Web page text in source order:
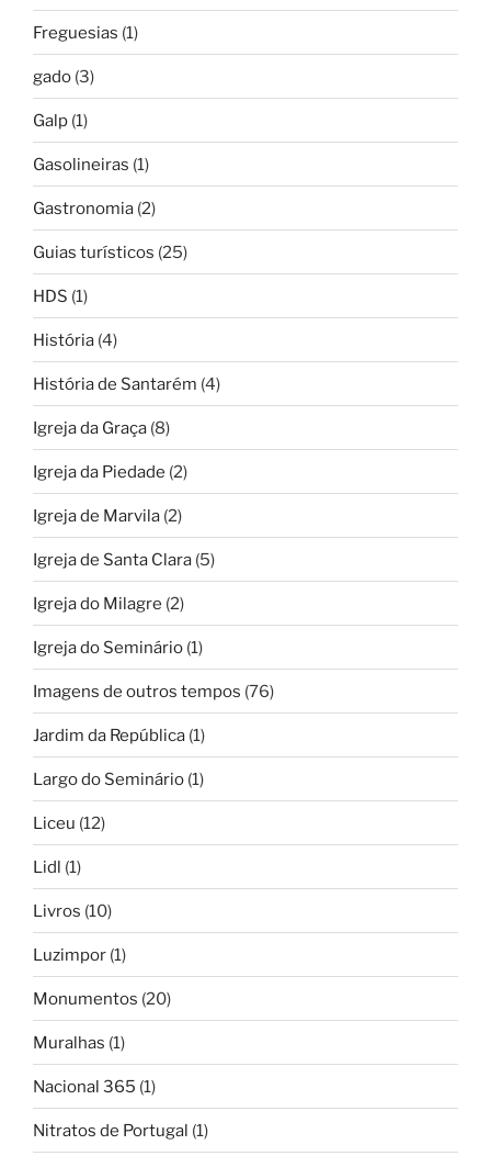
Freguesias (1)
gado (3)
Galp (1)
Gasolineiras (1)
Gastronomia (2)
Guias turísticos (25)
HDS (1)
História (4)
História de Santarém (4)
Igreja da Graça (8)
Igreja da Piedade (2)
Igreja de Marvila (2)
Igreja de Santa Clara (5)
Igreja do Milagre (2)
Igreja do Seminário (1)
Imagens de outros tempos (76)
Jardim da República (1)
Largo do Seminário (1)
Liceu (12)
Lidl (1)
Livros (10)
Luzimpor (1)
Monumentos (20)
Muralhas (1)
Nacional 365 (1)
Nitratos de Portugal (1)